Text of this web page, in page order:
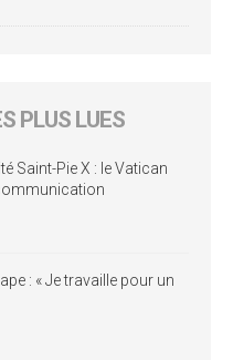
PLUS LUES
Saint-Pie X : le Vatican
: « Je travaille pour un